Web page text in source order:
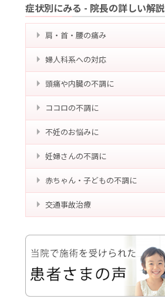
症状別にみる - 院長の詳しい解説
肩・首・腰の痛み
婦人科系への対応
頭痛や内臓の不調に
ココロの不調に
不妊のお悩みに
妊婦さんの不調に
赤ちゃん・子どもの不調に
交通事故治療